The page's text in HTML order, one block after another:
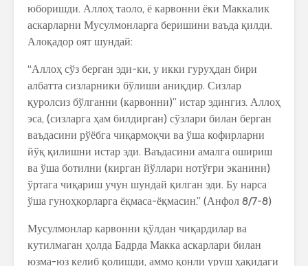
юборишди. Аллоҳ таоло, ё карвонни ёки Маккалик
аскарларни Мусулмонларга беришини ваъда қилди.
Алоқадор оят шундай:
“Аллоҳ сўз берган эди-ки, у икки гуруҳдан бири
албатта сизларники бўлиши аниқдир. Сизлар
қуролсиз бўлганни (карвонни)” истар эдингиз. Аллоҳ
эса, (сизларга ҳам билдирган) сўзлари билан берган
ваъдасини рўёбга чиқармоқчи ва ўша кофирларни
йўқ қилишни истар эди. Ваъдасини амалга ошириш
ва ўша ботилни (кирган йўллари нотўғри эканини)
ўртага чиқариш учун шундай қилган эди. Бу нарса
ўша гуноҳкорларга ёқмаса-ёқмасин.” (Анфол 8/7-8)
Мусулмонлар карвонни қўлдан чиқардилар ва
кутилмаган ҳолда Бадрда Макка аскарлари билан
юзма-юз келиб қолишди, аммо қонли уруш ҳақидаги